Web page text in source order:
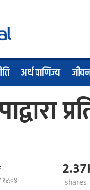
अर्थ वाणिज्य
१४:०४ shares